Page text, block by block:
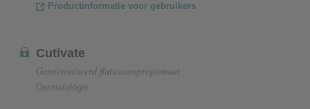
Productinformatie voor gebruikers
Cutivate
Gemicroniseerd fluticasonpropionaat
Dermatologie